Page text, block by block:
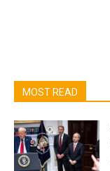
MOST READ